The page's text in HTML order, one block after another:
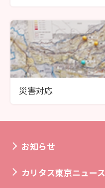
災害対応
お知らせ
カリタス東京ニュース